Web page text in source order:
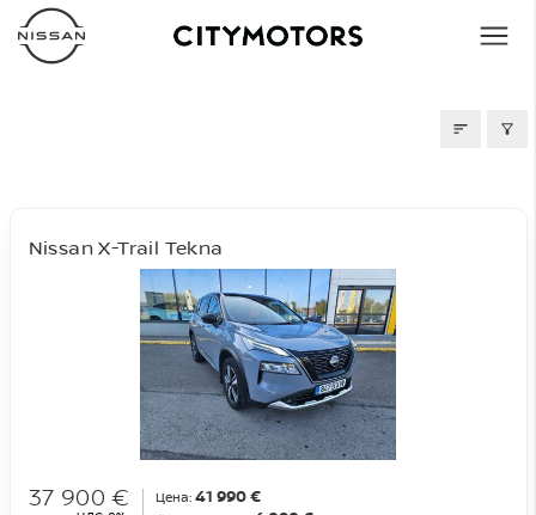
Nissan X-Trail Tekna
37 900 € Цена: 41 990 €